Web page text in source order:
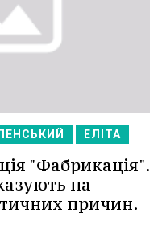
ЕЛІТА
"Фабрикація".
на
причин.